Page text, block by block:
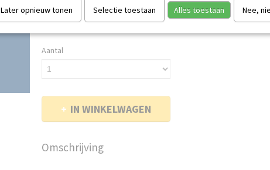
€ 18,15
Aantal
IN WINKELWAGEN
Omschrijving
Later opnieuw tonen Selectie toestaan Alles toestaan Nee,